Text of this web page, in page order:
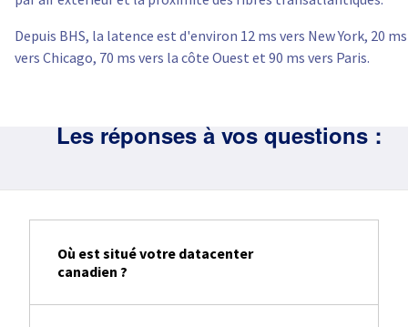
Depuis BHS, la latence est d'environ 12 ms vers New York, 20 ms
vers Chicago, 70 ms vers la côte Ouest et 90 ms vers Paris.
Les réponses à vos questions :
Où est situé votre datacenter
canadien ?